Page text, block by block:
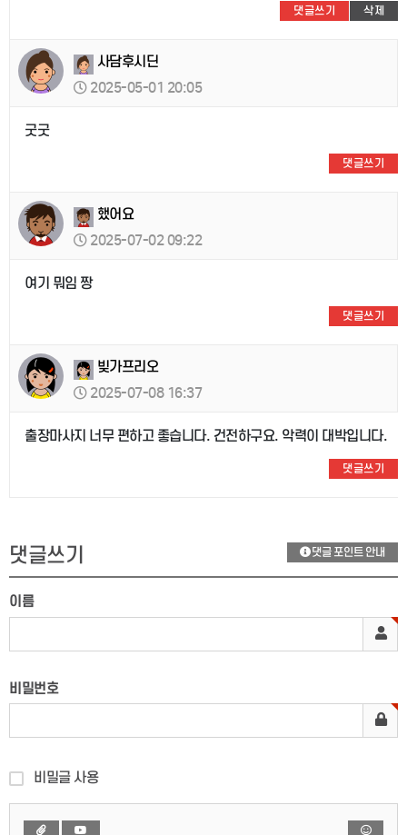
댓글쓰기 삭제
사담후시딘
2025-05-01 20:05
굿굿
댓글쓰기
했어요
2025-07-02 09:22
여기 뭐임 짱
댓글쓰기
빚가프리오
2025-07-08 16:37
출장마사지 너무 편하고 좋습니다. 건전하구요. 악력이 대박입니다.
댓글쓰기
댓글쓰기 댓글 포인트 안내
이름
비밀번호
비밀글 사용